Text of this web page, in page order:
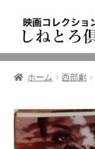
ゲ
シ
ン
へ
ス
テ
ツ
ス
キ
ッ
ニュース
東三河の映画館
ホーム 西部劇